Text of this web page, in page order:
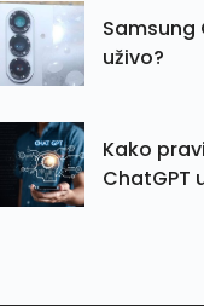
Samsung
uživo?
Kako
ChatGPT